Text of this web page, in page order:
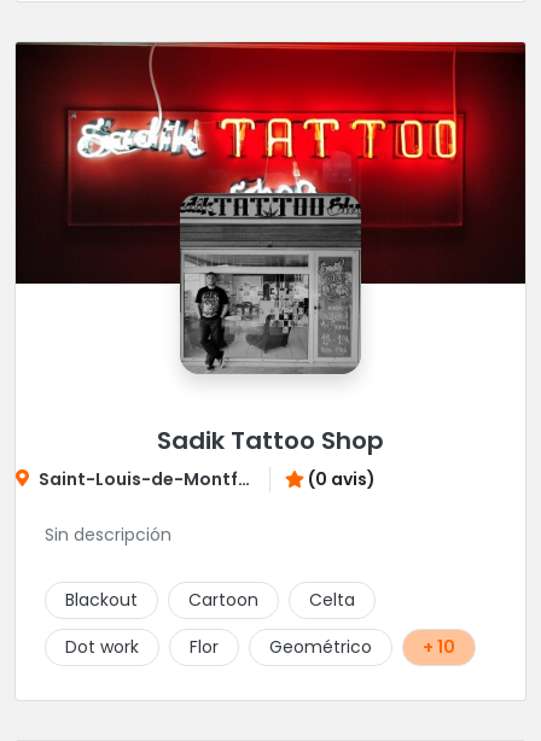
Sadik Tattoo Shop
Saint-Louis-de-Montferrand (0 avis)
Sin descripción
Blackout Cartoon
Celta
Dot work
Flor Geométrico + 10